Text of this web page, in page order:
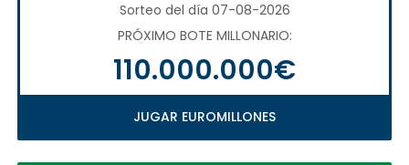
Sorteo del día 07-08-2026
PRÓXIMO BOTE MILLONARIO:
110.000.000€
JUGAR EUROMILLONES